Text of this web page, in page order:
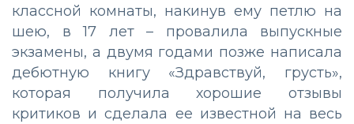
классной комнаты, накинув ему петлю на
шею, в 17 лет – провалила выпускные
экзамены, а двумя годами позже написала
дебютную книгу «Здравствуй, грусть»,
которая получила хорошие отзывы
критиков и сделала ее известной на весь